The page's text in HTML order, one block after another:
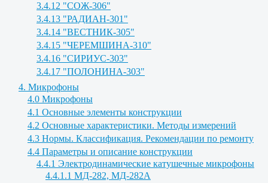
3.4.12 "СОЖ-306"
3.4.13 "РАДИАН-301"
3.4.14 "ВЕСТНИК-305"
3.4.15 "ЧЕРЕМШИНА-310"
3.4.16 "СИРИУС-303"
3.4.17 "ПОЛОНИНА-303"
4. Микрофоны
4.0 Микрофоны
4.1 Основные элементы конструкции
4.2 Основные характеристики. Методы измерений
4.3 Нормы. Классификация. Рекомендации по ремонту
4.4 Параметры и описание конструкции
4.4.1 Электродинамические катушечные микрофоны
4.4.1.1 МД-282, МД-282А